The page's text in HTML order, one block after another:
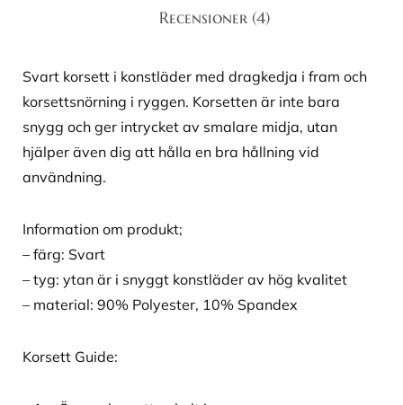
Recensioner (4)
Svart korsett i konstläder med dragkedja i fram och
korsettsnörning i ryggen. Korsetten är inte bara
snygg och ger intrycket av smalare midja, utan
hjälper även dig att hålla en bra hållning vid
användning.
Information om produkt;
– färg: Svart
– tyg: ytan är i snyggt konstläder av hög kvalitet
– material: 90% Polyester, 10% Spandex
Korsett Guide: